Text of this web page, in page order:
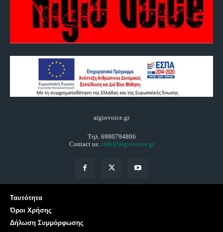
aigiovoice.gr
Τηλ. 6980794806
Contact us: info@aigiovoice.gr
Ταυτότητα
Όροι Χρήσης
Δήλωση Συμμόρφωσης